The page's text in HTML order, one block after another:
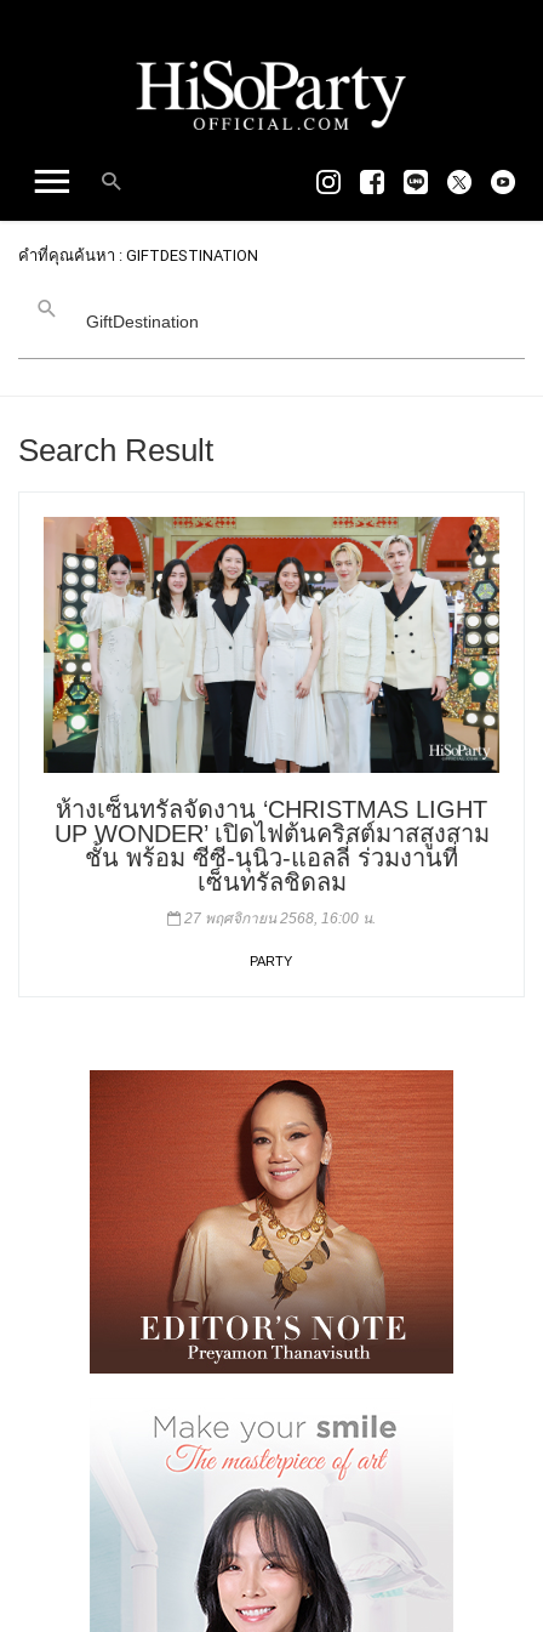
คำที่คุณค้นหา : GIFTDESTINATION
Search Result
ห้างเซ็นทรัลจัดงาน ‘CHRISTMAS LIGHT
UP WONDER’ เปิดไฟต้นคริสต์มาสสูงสาม
ชั้น พร้อม ซีซี-นุนิว-แอลลี่ ร่วมงานที่
เซ็นทรัลชิดลม
27 พฤศจิกายน 2568, 16:00 น.
PARTY